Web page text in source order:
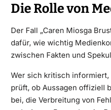
Die Rolle von
Der Fall „Caren Miosga
dafür, wie wichtig
zwischen Fakten und
Wer sich kritisch
prüft, ob Aussagen offiziell
bei, die Verbreitung von